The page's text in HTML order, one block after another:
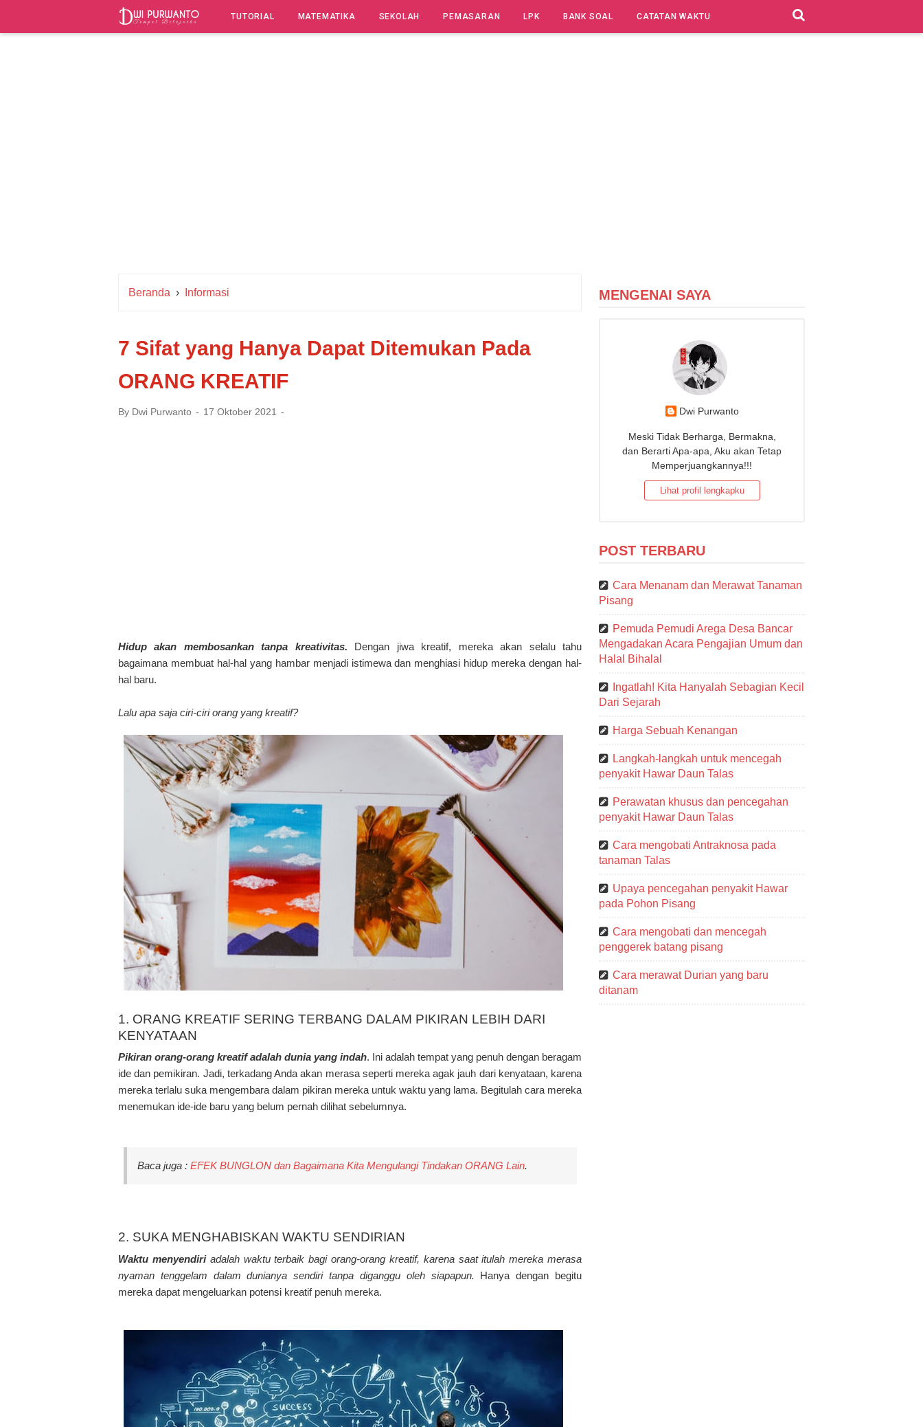
TUTORIAL MATEMATIKA SEKOLAH PEMASARAN LPK BANK SOAL CATATAN WAKTU
Beranda › Informasi
7 Sifat yang Hanya Dapat Ditemukan Pada
ORANG KREATIF
By Dwi Purwanto 17 Oktober 2021
Hidup akan membosankan tanpa kreativitas. Dengan jiwa kreatif, mereka akan selalu tahu
bagaimana membuat hal-hal yang hambar menjadi istimewa dan menghiasi hidup mereka dengan hal-
hal baru.
Lalu apa saja ciri-ciri orang yang kreatif?
1. ORANG KREATIF SERING TERBANG DALAM PIKIRAN LEBIH DARI
KENYATAAN
Pikiran orang-orang kreatif adalah dunia yang indah. Ini adalah tempat yang penuh dengan beragam
ide dan pemikiran. Jadi, terkadang Anda akan merasa seperti mereka agak jauh dari kenyataan, karena
mereka terlalu suka mengembara dalam pikiran mereka untuk waktu yang lama. Begitulah cara mereka
menemukan ide-ide baru yang belum pernah dilihat sebelumnya.
Baca juga : EFEK BUNGLON dan Bagaimana Kita Mengulangi Tindakan ORANG Lain.
2. SUKA MENGHABISKAN WAKTU SENDIRIAN
Waktu menyendiri adalah waktu terbaik bagi orang-orang kreatif, karena saat itulah mereka merasa
nyaman tenggelam dalam dunianya sendiri tanpa diganggu oleh siapapun. Hanya dengan begitu
mereka dapat mengeluarkan potensi kreatif penuh mereka.
MENGENAI SAYA
Dwi Purwanto
Meski Tidak Berharga, Bermakna,
dan Berarti Apa-apa, Aku akan Tetap
Memperjuangkannya!!!
Lihat profil lengkapku
POST TERBARU
Cara Menanam dan Merawat Tanaman
Pisang
Pemuda Pemudi Arega Desa Bancar
Mengadakan Acara Pengajian Umum dan
Halal Bihalal
Ingatlah! Kita Hanyalah Sebagian Kecil
Dari Sejarah
Harga Sebuah Kenangan
Langkah-langkah untuk mencegah
penyakit Hawar Daun Talas
Perawatan khusus dan pencegahan
penyakit Hawar Daun Talas
Cara mengobati Antraknosa pada
tanaman Talas
Upaya pencegahan penyakit Hawar
pada Pohon Pisang
Cara mengobati dan mencegah
penggerek batang pisang
Cara merawat Durian yang baru
ditanam